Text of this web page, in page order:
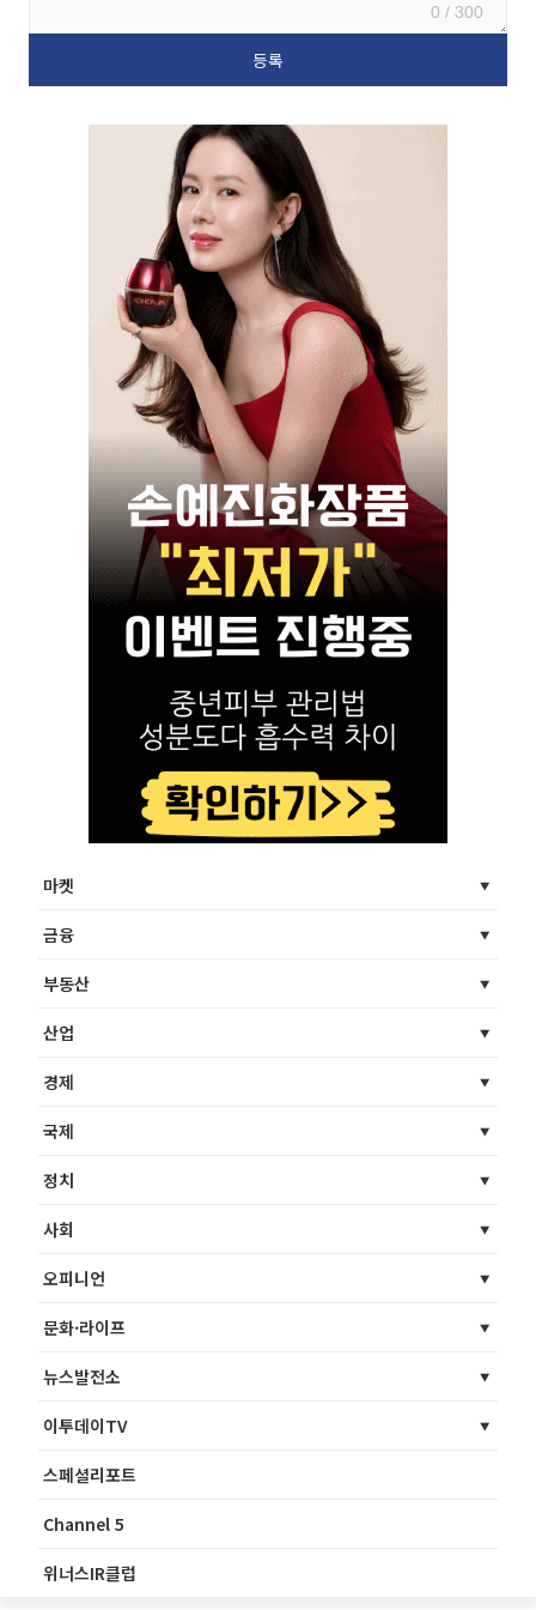
0 / 300
마켓
금융
부동산
산업
경제
국제
정치
사회
오피니언
문화·라이프
뉴스발전소
이투데이TV
스페셜리포트
Channel 5
위너스IR클럽